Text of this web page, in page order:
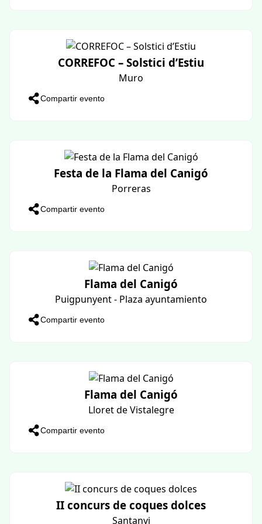
CONTACONTES del llibre SANT JOAN, EL
DIA MÉS LLARG
Compartir evento